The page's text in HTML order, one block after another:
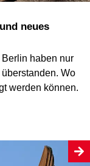
haben nur
Wo
werden können.